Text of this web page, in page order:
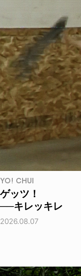
YO! CHUI
ゲッツ！
──キレッキレ
2026.08.07